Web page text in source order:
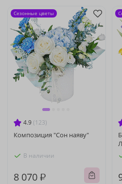
4.9 (123)
Композиция "Сон наяву"
В наличии
8 070 ₽
Сезонные цветы